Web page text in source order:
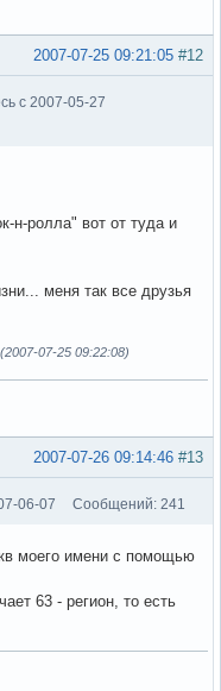
#12
2007-07-25 09:21:05
с 2007-05-27
н-ролла" вот от туда и
меня так все друзья
07-25 09:22:08)
#13
2007-07-26 09:14:46
06-07 Сообщений: 241
моего имени с помощью
63 - регион, то есть